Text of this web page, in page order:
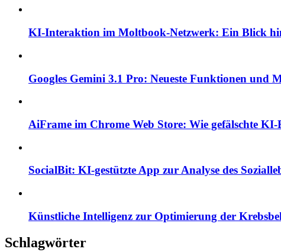
KI-Interaktion im Moltbook-Netzwerk: Ein Blick
Googles Gemini 3.1 Pro: Neueste Funktionen und
AiFrame im Chrome Web Store: Wie gefälschte
SocialBit: KI-gestützte App zur Analyse des
Künstliche Intelligenz zur Optimierung der
Schlagwörter